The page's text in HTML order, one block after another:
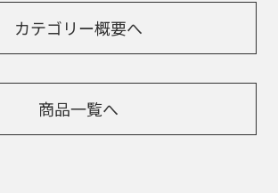
カテゴリー概要へ
商品一覧へ